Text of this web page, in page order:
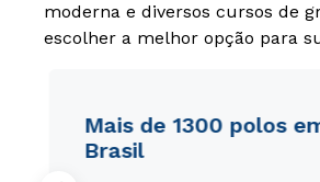
moderna e diversos cursos de
escolher a melhor opção para
Mais de 1300 polos
Brasil